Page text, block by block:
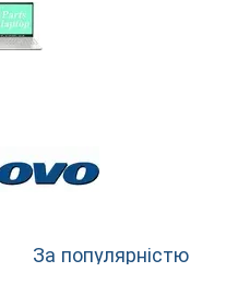
За популярністю